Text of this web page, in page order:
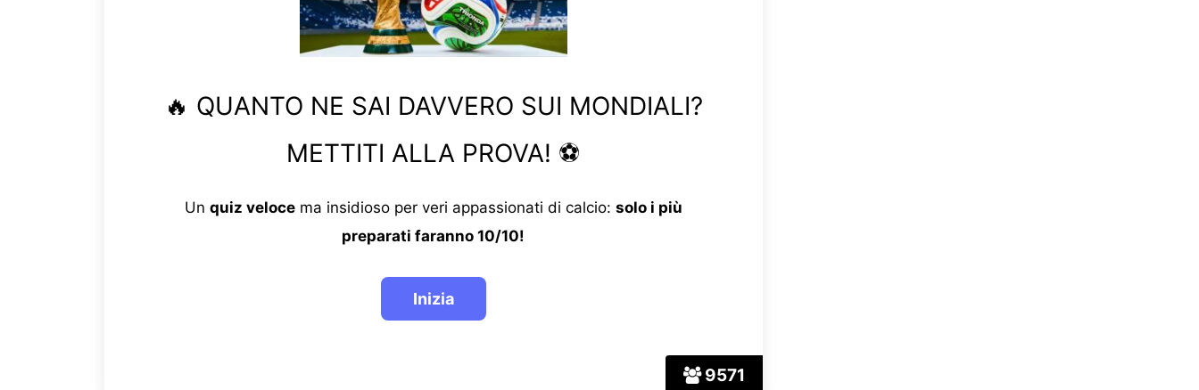
9571
🔥 QUANTO NE SAI DAVVERO SUI MONDIALI?
METTITI ALLA PROVA! ⚽
Un quiz velocema insidioso per veri appassionati di calcio: solo i più
preparati faranno 10/10!